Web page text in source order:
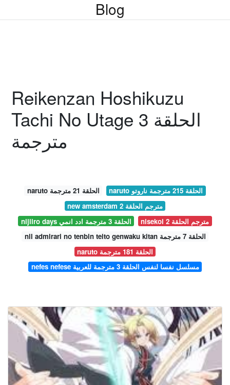
Blog
Reikenzan Hoshikuzu
Tachi No Utage الحلقة 3
مترجمة
naruto الحلقة 21 مترجمة
naruto الحلقة 215 مترجمة ناروتو
new amsterdam مترجم الحلقة 2
nijiiro days الحلقة 3 مترجمة ادد انمي
nisekoi مترجم الحلقة 2
nil admirari no tenbin teito genwaku kitan الحلقة 7 مترجمة
naruto الحلقة 181 مترجمة
nefes nefese مسلسل نفسا لنفس الحلقة 3 مترجمة للعربية